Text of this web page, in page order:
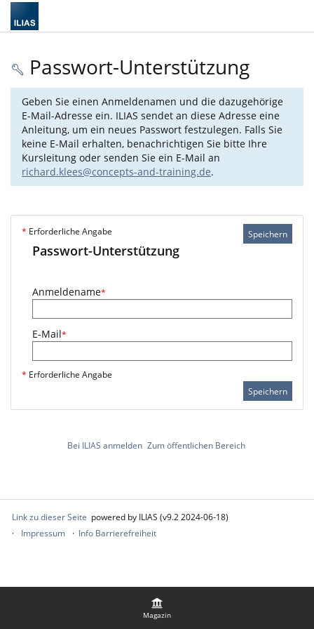
Magazin
Passwort-Unterstützung
Geben Sie einen Anmeldenamen und die dazugehörige
E-Mail-Adresse ein. ILIAS sendet an diese Adresse eine
Anleitung, um ein neues Passwort festzulegen. Falls Sie
keine E-Mail erhalten, benachrichtigen Sie bitte Ihre
Kursleitung oder senden Sie ein E-Mail an
richard.klees@concepts-and-training.de.
Speichern
* Erforderliche Angabe
Passwort-Unterstützung
Anmeldename*
E-Mail*
* Erforderliche Angabe
Speichern
Bei ILIAS anmelden Zum öffentlichen Bereich
Link zu dieser Seite powered by ILIAS (v9.2 2024-06-18)
Impressum
Info Barrierefreiheit